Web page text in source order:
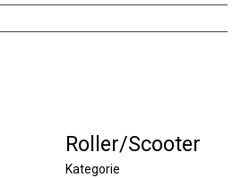
Roller/Scooter
Kategorie